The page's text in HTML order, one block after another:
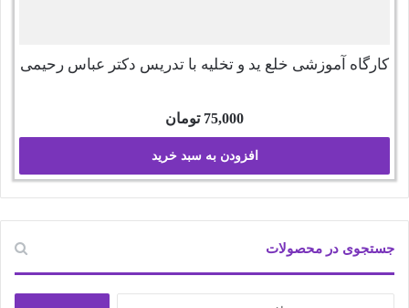
کارگاه آموزشی خلع ید و تخلیه با تدریس دکتر عباس رحیمی
75,000 تومان
افزودن به سبد خرید
جستجوی در محصولات